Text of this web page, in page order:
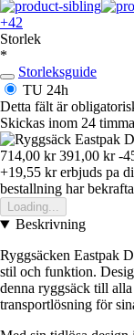
+42
Storlek
*
Storleksguide
TU 24h
Detta fält är
Skickas inom 24
714,00 kr 391,00 kr -
+19,55 krerbjuds pa
bestallning har
Loading...
Beskrivning
Ryggsäcken Eastpak
stil och funktion.
denna ryggsäck till
transportlösning för